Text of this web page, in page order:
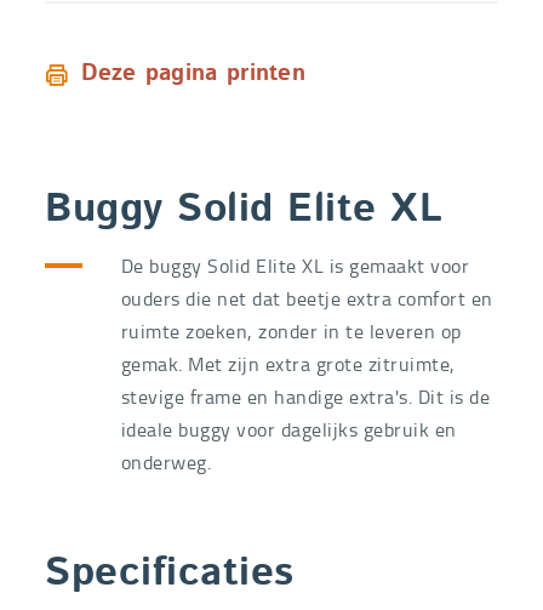
Deze pagina printen
Buggy Solid Elite XL
De buggy Solid Elite XL is gemaakt voor
ouders die net dat beetje extra comfort en
ruimte zoeken, zonder in te leveren op
gemak. Met zijn extra grote zitruimte,
stevige frame en handige extra's. Dit is de
ideale buggy voor dagelijks gebruik en
onderweg.
Specificaties